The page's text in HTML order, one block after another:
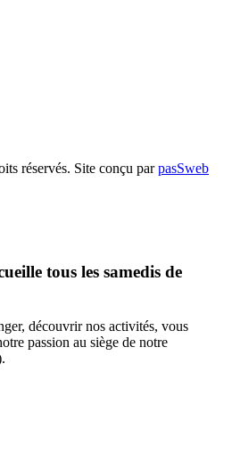
réservés. Site conçu parpasSweb
tous les samedis de
découvrir nos activités, vous
passion au siège de notre